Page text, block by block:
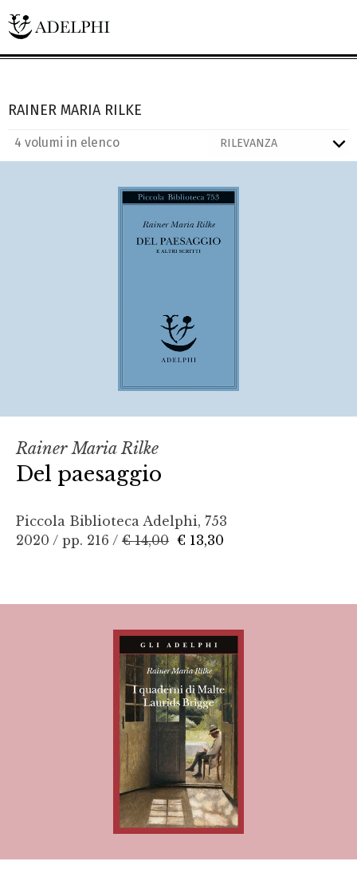
RAINER MARIA RILKE
4 volumi in elenco
Rainer Maria Rilke
Del paesaggio
Piccola Biblioteca Adelphi, 753
2020 / pp. 216 / € 14,00 € 13,30